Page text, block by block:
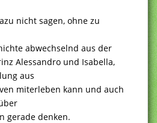
nicht sagen, ohne zu
abwechselnd aus der
Alessandro und Isabella,
aus
miterleben kann und auch
gerade denken.